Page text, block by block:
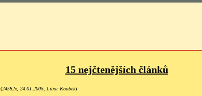
15 nejčtenějších článků
(24582x, 24.01.2005, Libor Koubek)